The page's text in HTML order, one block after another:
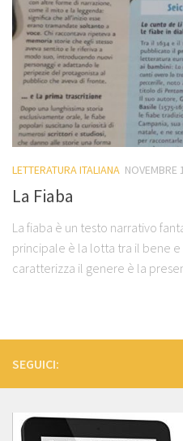
LETTERATURA ITALIANA NOVEMBRE
La Fiaba
La fiaba è un testo narrativo
principale è la lotta tra il bene
caratterizza il genere è la
SEGUICI: